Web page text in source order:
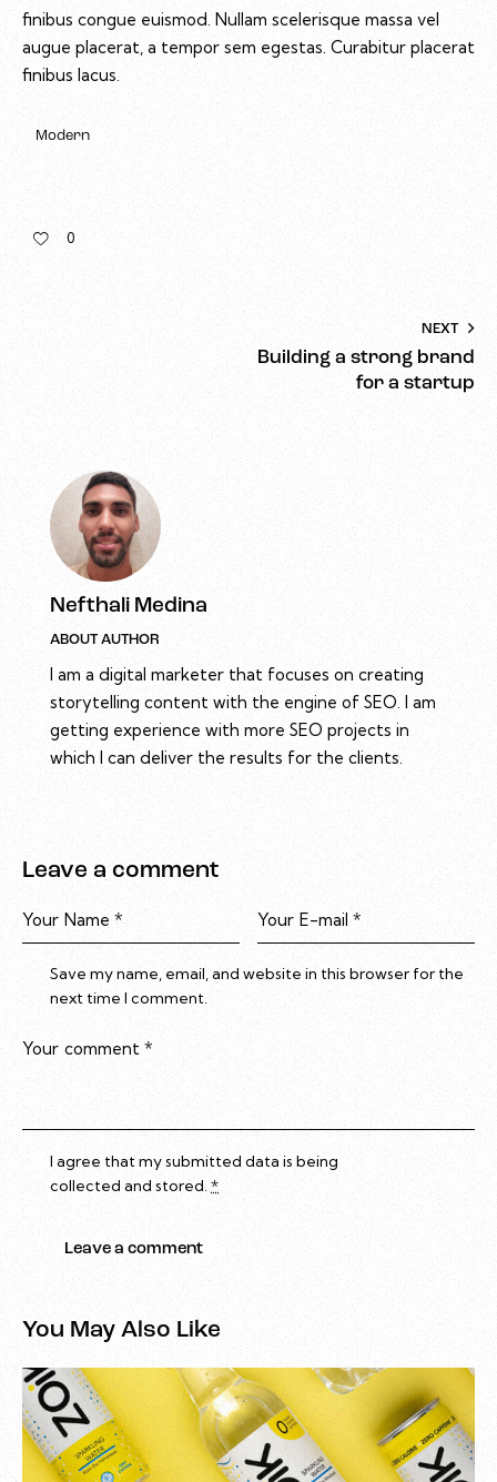
finibus congue euismod. Nullam scelerisque massa vel
augue placerat, a tempor sem egestas. Curabitur placerat
finibus lacus.
Modern
0
NEXT
Building a strong brand
for a startup
Nefthali Medina
ABOUT AUTHOR
I am a digital marketer that focuses on creating
storytelling content with the engine of SEO. I am
getting experience with more SEO projects in
which I can deliver the results for the clients.
Leave a comment
Save my name, email, and website in this browser for the
next time I comment.
I agree that my submitted data is being
collected and stored .*
You May Also Like